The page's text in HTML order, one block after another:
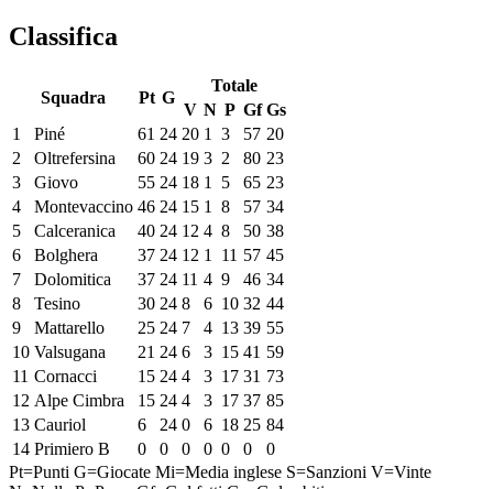
Classifica
Squadra Pt G
Totale
V N P Gf Gs
1
Piné 61 24 20 1 3 57 20
2
Oltrefersina 60 24 19 3 2 80 23
3
Giovo 55 24 18 1 5 65 23
4
Montevaccino 46 24 15 1 8 57 34
5
Calceranica 40 24 12 4 8 50 38
6
Bolghera 37 24 12 1 11 57 45
7
Dolomitica 37 24 11 4 9 46 34
8
Tesino 30 24 8 6 10 32 44
9
Mattarello 25 24 7 4 13 39 55
10 Valsugana 21 24 6 3 15 41 59
11 Cornacci 15 24 4 3 17 31 73
12 Alpe Cimbra 15 24 4 3 17 37 85
13 Cauriol 6 24 0 6 18 25 84
14 Primiero B 0 0 0 0 0 0
0
Pt=Punti G=Giocate Mi=Media inglese S=Sanzioni V=Vinte